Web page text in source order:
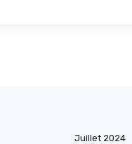
Juillet 2024